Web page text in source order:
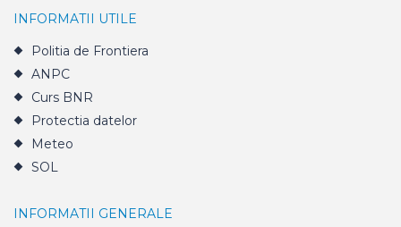
INFORMATII UTILE
Politia de Frontiera
ANPC
Curs BNR
Protectia datelor
Meteo
SOL
INFORMATII GENERALE